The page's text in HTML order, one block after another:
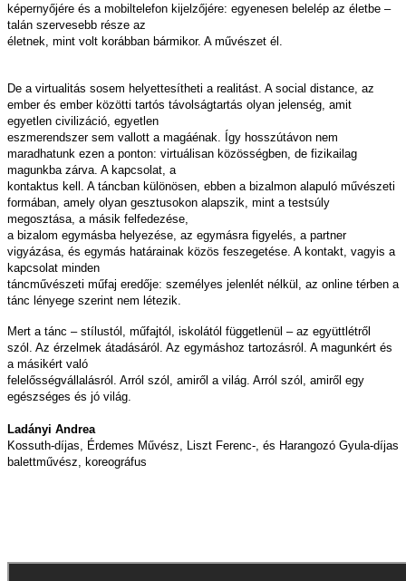
képernyőjére és a mobiltelefon kijelzőjére: egyenesen belelép az életbe –
talán szervesebb része az
életnek, mint volt korábban bármikor. A művészet él.
De a virtualitás sosem helyettesítheti a realitást. A social distance, az
ember és ember közötti tartós távolságtartás olyan jelenség, amit
egyetlen civilizáció, egyetlen
eszmerendszer sem vallott a magáénak. Így hosszútávon nem
maradhatunk ezen a ponton: virtuálisan közösségben, de fizikailag
magunkba zárva. A kapcsolat, a
kontaktus kell. A táncban különösen, ebben a bizalmon alapuló művészeti
formában, amely olyan gesztusokon alapszik, mint a testsúly
megosztása, a másik felfedezése,
a bizalom egymásba helyezése, az egymásra figyelés, a partner
vigyázása, és egymás határainak közös feszegetése. A kontakt, vagyis a
kapcsolat minden
táncművészeti műfaj eredője: személyes jelenlét nélkül, az online térben a
tánc lényege szerint nem létezik.
Mert a tánc – stílustól, műfajtól, iskolától függetlenül – az együttlétről
szól. Az érzelmek átadásáról. Az egymáshoz tartozásról. A magunkért és
a másikért való
felelősségvállalásról. Arról szól, amiről a világ. Arról szól, amiről egy
egészséges és jó világ.
Ladányi Andrea
Kossuth-díjas, Érdemes Művész, Liszt Ferenc-, és Harangozó Gyula-díjas
balettművész, koreográfus